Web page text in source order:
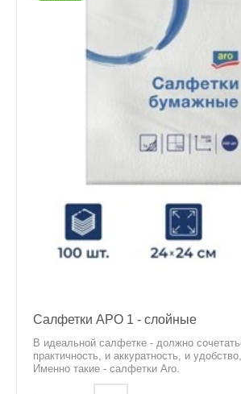
Салфетки АРО 1 - слойные
В идеальной салфетке - должно
практичность, и аккуратность, и
Именно такие - салфетки Aro.